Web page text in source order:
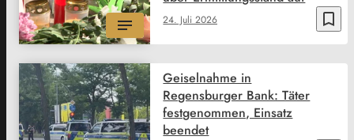
bookmark_border
24. Juli 2026
Geiselnahme in
Regensburger Bank: Täter
festgenommen, Einsatz
beendet